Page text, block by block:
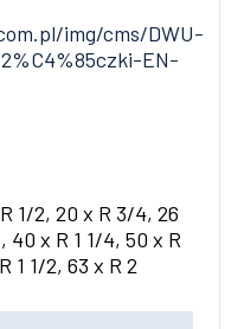
img/cms/DWU-
EN-
1/2, 20 x R 3/4, 26
40 x R 1 1/4, 50 x R
1 1/2, 63 x R 2